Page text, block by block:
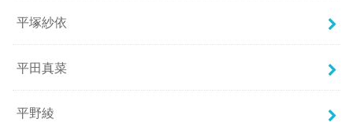
平塚紗依
平田真菜
平野綾